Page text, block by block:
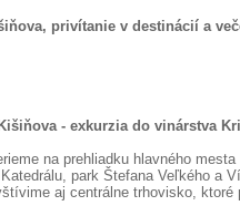
privítanie v destinácií a
- exkurzia do vinárstva
na prehliadku hlavného
park Štefana Veľkého a
aj centrálne trhovisko,